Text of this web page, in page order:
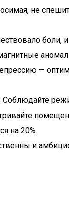
не
боли,
—
на 20%.
и